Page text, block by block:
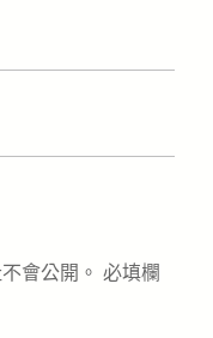
會公開。 必填欄